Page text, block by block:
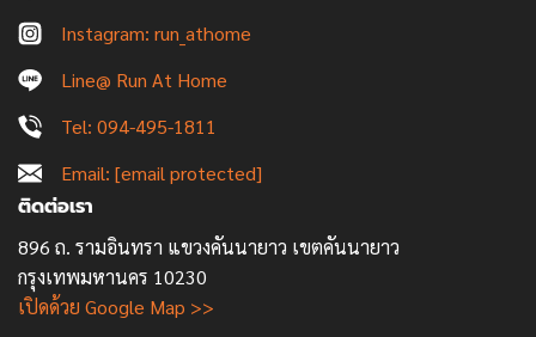
Instagram: run_athome
Line@ Run At Home
Tel: 094-495-1811
Email: [email protected]
ติดต่อเรา
896 ถ. รามอินทรา แขวงคันนายาว เขตคันนายาว
กรุงเทพมหานคร 10230
เปิดด้วย Google Map >>